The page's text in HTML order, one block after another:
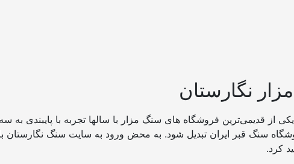
نگارستان
از قدیمی‌ترین فروشگاه های سنگ مزار با سالها تجربه با
سنگ قبر ایران تبدیل شود. به محض ورود به سایت سنگ
کرد.